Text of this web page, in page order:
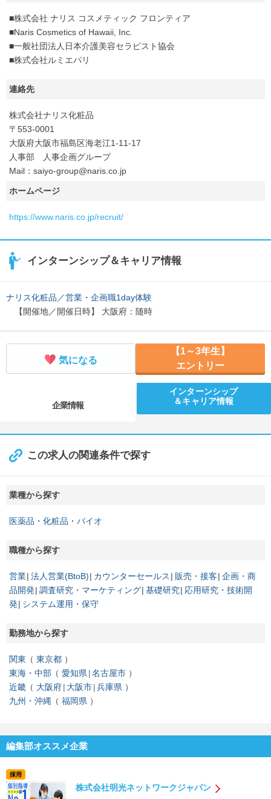
■株式会社 ナリス コスメティック フロンティア
■Naris Cosmetics of Hawaii, Inc.
■一般社団法人日本介護美容セラピスト協会
■株式会社ルミエパリ
連絡先
株式会社ナリス化粧品
〒553-0001
大阪府大阪市福島区海老江1-11-17
人事部 人事企画グループ
Mail：saiyo-group@naris.co.jp
ホームページ
https://www.naris.co.jp/recruit/
インターンシップ＆キャリア情報
ナリス化粧品／営業・企画職1day体験
【開催地／開催日時】 大阪府：随時
気になる
【1～3年生】
エントリー
企業情報
インターンシップ
＆キャリア情報
この求人の関連条件で探す
業種から探す
医薬品・化粧品・バイオ
職種から探す
営業 法人営業(BtoB) カウンターセールス 販売・接客 企画・商
品開発 調査研究・マーケティング 基礎研究 応用研究・技術開
発
システム運用・保守
勤務地から探す
関東
東京都
東海・中部
愛知県 名古屋市
近畿
大阪府 大阪市 兵庫県
九州・沖縄
福岡県
編集部オススメ企業
採用
株式会社明光ネットワークジャパン